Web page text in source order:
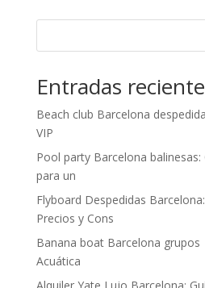
Entradas
Beach club Barcelona
VIP
Pool party Barcelona
para un
Flyboard Despedidas
Precios y Cons
Banana boat Barcelona grupos
Acuática